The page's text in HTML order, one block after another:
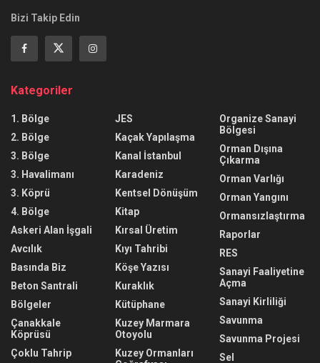
Bizi Takip Edin
Kategoriler
1. Bölge
2. Bölge
3. Bölge
3. Havalimanı
3. Köprü
4. Bölge
Askeri Alan İşgali
Avcılık
Basında Biz
Beton Santrali
Bölgeler
Çanakkale
Köprüsü
Çoklu Tahrip
JES
Kaçak Yapılaşma
Kanal İstanbul
Karadeniz
Kentsel Dönüşüm
Kitap
Kırsal Üretim
Kıyı Tahribi
Köşe Yazısı
Kuraklık
Kütüphane
Kuzey Marmara
Otoyolu
Kuzey Ormanları
Organize Sanayi
Bölgesi
Orman Dışına
Çıkarma
Orman Varlığı
Orman Yangını
Ormansızlaştırma
Raporlar
RES
Sanayi Faaliyetine
Açma
Sanayi Kirliliği
Savunma
Savunma Projesi
Sel